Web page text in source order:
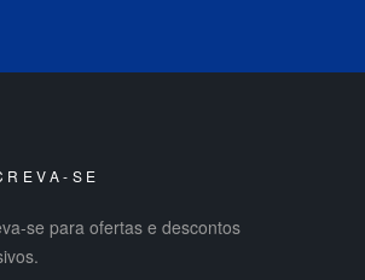
SE
se para ofertas e descontos